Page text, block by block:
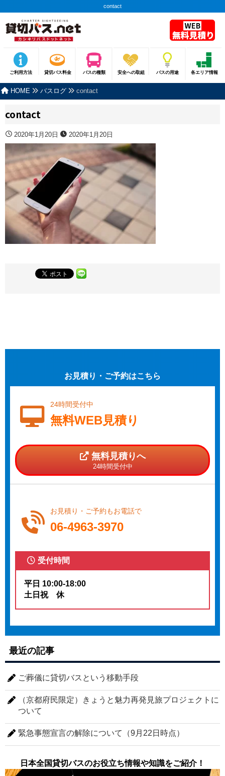
contact
ご利用方法 貸切バス料金 バスの種類 安全への取組 バスの用途 各エリア情報
HOME バスログ contact
contact
2020年1月20日 2020年1月20日
お見積り・ご予約はこちら
24時間受付中
無料WEB見積り
無料見積りへ
24時間受付中
お見積り・ご予約もお電話で
06-4963-3970
受付時間
平日 10:00-18:00
土日祝 休
最近の記事
ご葬儀に貸切バスという移動手段
（京都府民限定）きょうと魅力再発見旅プロジェクトに
ついて
緊急事態宣言の解除について（9月22日時点）
日本全国貸切バスのお役立ち情報や知識をご紹介！